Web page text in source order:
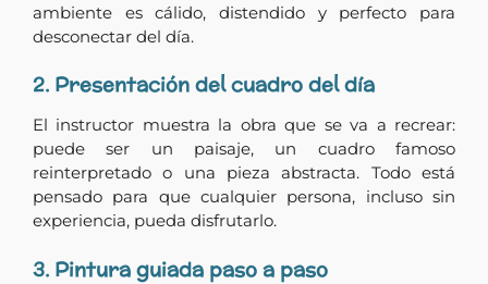
ambiente es cálido, distendido y perfecto para
desconectar del día.
2. Presentación del cuadro del día
El instructor muestra la obra que se va a recrear:
puede ser un paisaje, un cuadro famoso
reinterpretado o una pieza abstracta. Todo está
pensado para que cualquier persona, incluso sin
experiencia, pueda disfrutarlo.
3. Pintura guiada paso a paso